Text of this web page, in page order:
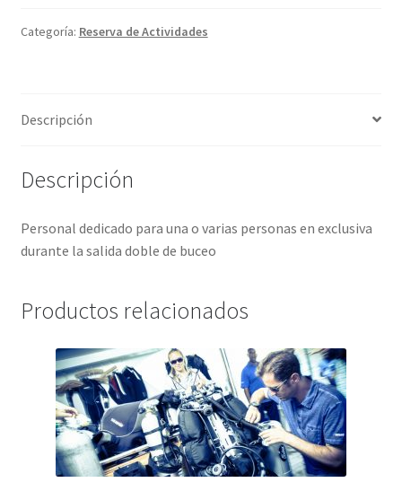
Categoría: Reserva de Actividades
Descripción
Descripción
Personal dedicado para una o varias personas en exclusiva
durante la salida doble de buceo
Productos relacionados